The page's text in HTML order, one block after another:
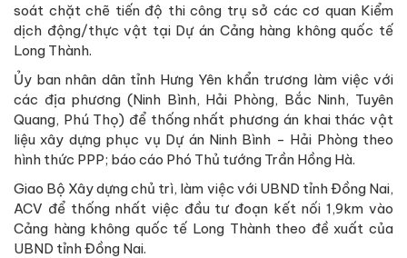
soát chặt chẽ tiến độ thi công trụ sở các cơ quan Kiểm
dịch động/thực vật tại Dự án Cảng hàng không quốc tế
Long Thành.
Ủy ban nhân dân tỉnh Hưng Yên khẩn trương làm việc với
các địa phương (Ninh Bình, Hải Phòng, Bắc Ninh, Tuyên
Quang, Phú Thọ) để thống nhất phương án khai thác vật
liệu xây dựng phục vụ Dự án Ninh Bình - Hải Phòng theo
hình thức PPP; báo cáo Phó Thủ tướng Trần Hồng Hà.
Giao Bộ Xây dựng chủ trì, làm việc với UBND tỉnh Đồng Nai,
ACV để thống nhất việc đầu tư đoạn kết nối 1,9km vào
Cảng hàng không quốc tế Long Thành theo đề xuất của
UBND tỉnh Đồng Nai.